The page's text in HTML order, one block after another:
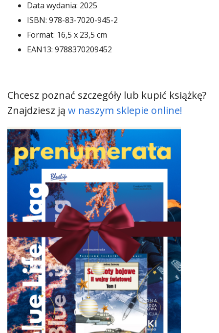
Data wydania: 2025
ISBN: 978-83-7020-945-2
Format: 16,5 x 23,5 cm
EAN13: 9788370209452
Chcesz poznać szczegóły lub kupić książkę?
Znajdziesz ją w naszym sklepie online!